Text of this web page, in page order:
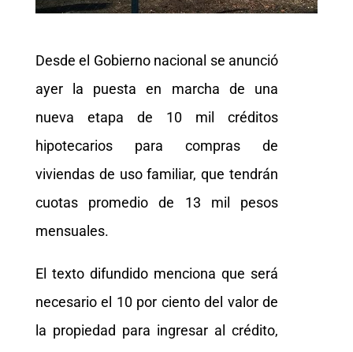
Desde el Gobierno nacional se anunció
ayer la puesta en marcha de una
nueva etapa de 10 mil créditos
hipotecarios para compras de
viviendas de uso familiar, que tendrán
cuotas promedio de 13 mil pesos
mensuales.
El texto difundido menciona que será
necesario el 10 por ciento del valor de
la propiedad para ingresar al crédito,